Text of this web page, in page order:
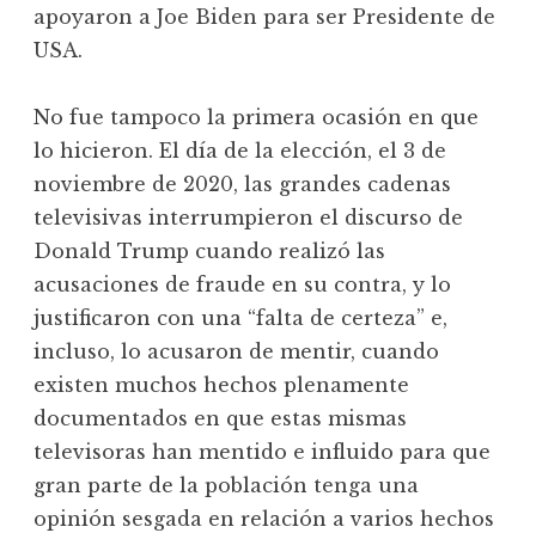
apoyaron a Joe Biden para ser Presidente de
USA.
No fue tampoco la primera ocasión en que
lo hicieron. El día de la elección, el 3 de
noviembre de 2020, las grandes cadenas
televisivas interrumpieron el discurso de
Donald Trump cuando realizó las
acusaciones de fraude en su contra, y lo
justificaron con una “falta de certeza” e,
incluso, lo acusaron de mentir, cuando
existen muchos hechos plenamente
documentados en que estas mismas
televisoras han mentido e influido para que
gran parte de la población tenga una
opinión sesgada en relación a varios hechos